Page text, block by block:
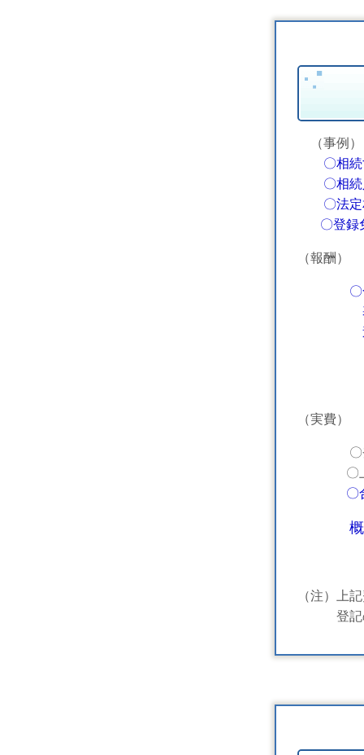
（事例）
〇相
〇相続人
〇法定
〇登録免
（報酬）
基本
追加報
（実費）
〇登録
〇上記
（注）上
登記の